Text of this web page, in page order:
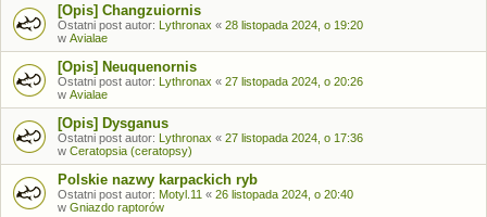
[Opis] Changzuiornis
Ostatni post autor: Lythronax « 28 listopada 2024, o 19:20
w Avialae
[Opis] Neuquenornis
Ostatni post autor: Lythronax « 27 listopada 2024, o 20:26
w Avialae
[Opis] Dysganus
Ostatni post autor: Lythronax « 27 listopada 2024, o 17:36
w Ceratopsia (ceratopsy)
Polskie nazwy karpackich ryb
Ostatni post autor: Motyl.11 « 26 listopada 2024, o 20:40
w Gniazdo raptorów